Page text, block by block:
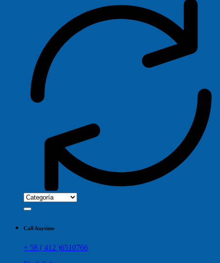
Call Anytime
+ 58 ( 412 )6510766